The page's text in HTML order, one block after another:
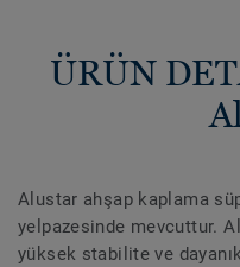
ÜRÜN
Alustar ahşap kaplama
yelpazesinde mevcuttur.
yüksek stabilite ve